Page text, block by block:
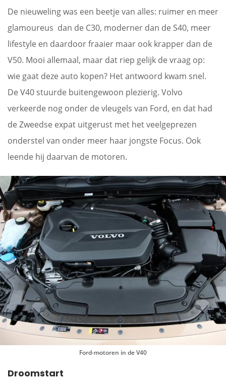
De nieuweling was een beetje van alles: ruimer en meer
glamoureus dan de C30, moderner dan de S40, meer
lifestyle en daardoor fraaier maar ook krapper dan de
V50. Mooi allemaal, maar dat riep gelijk de vraag op:
wie gaat deze auto kopen? Het antwoord kwam snel.
De V40 stuurde buitengewoon plezierig. Volvo
verkeerde nog onder de vleugels van Ford, en dat had
de Zweedse expat uitgerust met het veelgeprezen
onderstel van onder meer haar jongste Focus. Ook
leende hij daarvan de motoren.
Ford-motoren in de V40
Droomstart